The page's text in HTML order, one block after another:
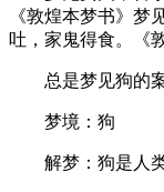
《敦煌本梦书》梦
吐，家鬼得食。《
总是梦见狗的案
梦境：狗
解梦：狗是人类